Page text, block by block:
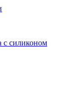
с силиконом